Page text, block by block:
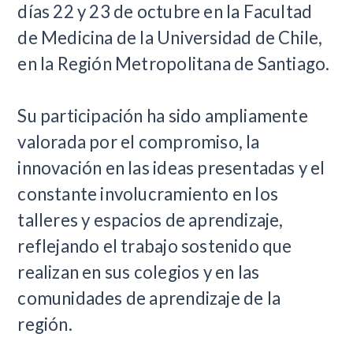
días 22 y 23 de octubre en la Facultad
de Medicina de la Universidad de Chile,
en la Región Metropolitana de Santiago.
Su participación ha sido ampliamente
valorada por el compromiso, la
innovación en las ideas presentadas y el
constante involucramiento en los
talleres y espacios de aprendizaje,
reflejando el trabajo sostenido que
realizan en sus colegios y en las
comunidades de aprendizaje de la
región.